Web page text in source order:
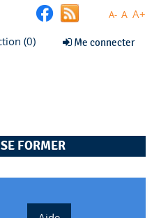
A- A A+
Me connecter
SE FORMER